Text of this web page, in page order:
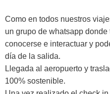
Como en todos nuestros
un grupo de whatsapp
conocerse e interactuar y
día de la salida.
Llegada al aeropuerto y
100% sostenible.